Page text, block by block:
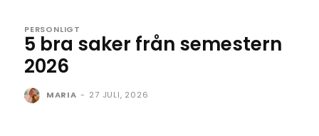
PERSONLIGT
5 bra saker från semestern
2026
MARIA - 27 JULI, 2026